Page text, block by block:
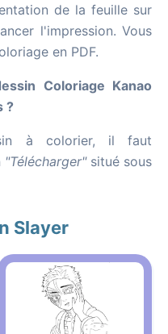
de la feuille sur
l'impression. Vous
en PDF.
Coloriage Kanao
?
à colorier, il faut
"Télécharger"situé sous
Slayer